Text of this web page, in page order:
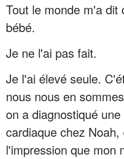
Tout le monde m'a dit
bébé.
Je ne l'ai pas fait.
Je l'ai élevé seule.
nous nous en
on a diagnostiqué
cardiaque chez Noah,
l'impression que mon